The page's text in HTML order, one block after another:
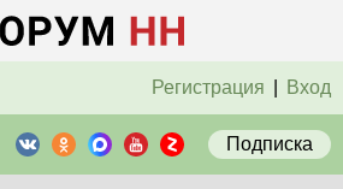
Регистрация Вход
Подписка